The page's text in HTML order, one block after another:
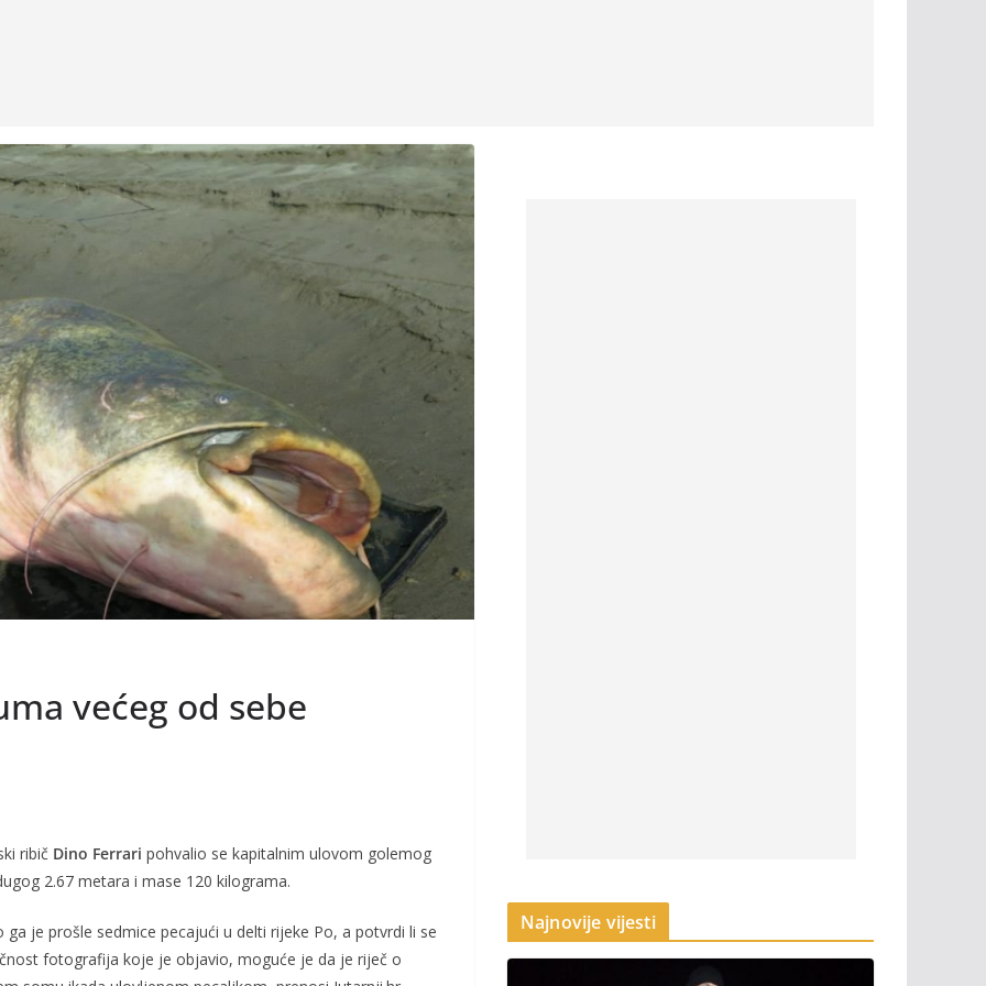
većeg od sebe
ribič Dino Ferrari pohvalio se kapitalnim ulovom golemog
2.67 metara i mase 120 kilograma.
ga je prošle sedmice pecajući u delti rijeke Po, a potvrdi li se
fotografija koje je objavio, moguće je da je riječ o
Najnovije vijesti